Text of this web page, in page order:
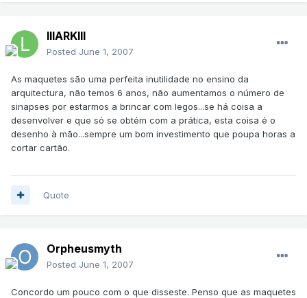
lllARKlll
Posted June 1, 2007
As maquetes são uma perfeita inutilidade no ensino da
arquitectura, não temos 6 anos, não aumentamos o número de
sinapses por estarmos a brincar com legos...se há coisa a
desenvolver e que só se obtém com a prática, esta coisa é o
desenho à mão...sempre um bom investimento que poupa horas a
cortar cartão.
Quote
Orpheusmyth
Posted June 1, 2007
Concordo um pouco com o que disseste. Penso que as maquetes